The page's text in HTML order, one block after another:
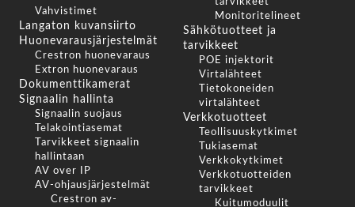
Vahvistimet
Langaton kuvansiirto
Huonevarausjärjestelmät
Crestron huonevaraus
Extron huonevaraus
Dokumenttikamerat
Signaalin hallinta
Signaalin suojaus
Telakointiasemat
Tarvikkeet signaalin
hallintaan
AV over IP
AV-ohjausjärjestelmät
Crestron av-
Monitoritelineet
Sähkötuotteet ja
tarvikkeet
POE injektorit
Virtalähteet
Tietokoneiden
virtalähteet
Verkkotuotteet
Teollisuuskytkimet
Tukiasemat
Verkkokytkimet
Verkkotuotteiden
tarvikkeet
Kuitumoduulit